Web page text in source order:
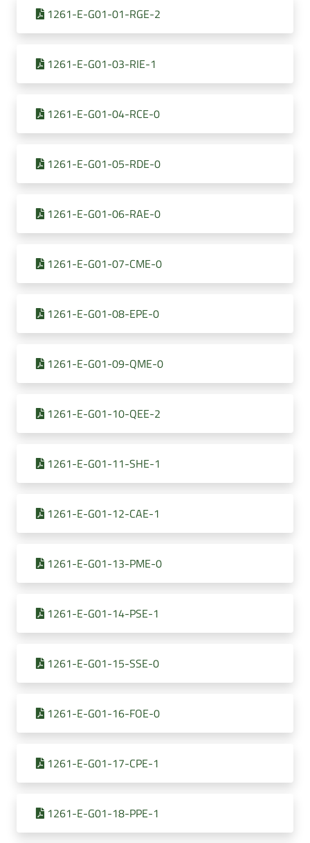
1261-E-G01-01-RGE-2
1261-E-G01-03-RIE-1
1261-E-G01-04-RCE-0
1261-E-G01-05-RDE-0
1261-E-G01-06-RAE-0
1261-E-G01-07-CME-0
1261-E-G01-08-EPE-0
1261-E-G01-09-QME-0
1261-E-G01-10-QEE-2
1261-E-G01-11-SHE-1
1261-E-G01-12-CAE-1
1261-E-G01-13-PME-0
1261-E-G01-14-PSE-1
1261-E-G01-15-SSE-0
1261-E-G01-16-FOE-0
1261-E-G01-17-CPE-1
1261-E-G01-18-PPE-1